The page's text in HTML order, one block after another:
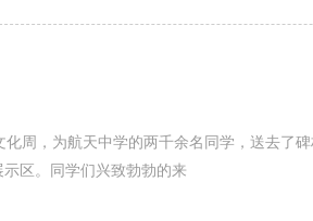
学的两千余名同学，送去了碑林文化。 碑林博物馆在航
区。同学们兴致勃勃的来